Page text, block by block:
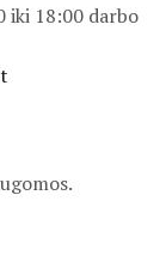
iki 18:00 darbo